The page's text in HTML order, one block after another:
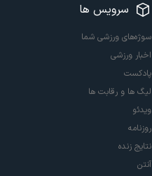
سرویس ها
سوژه‌های ورزشی شما
اخبار ورزشی
پادکست
لیگ ها و رقابت ها
ویدئو
روزنامه
نتایج زنده
آنتن